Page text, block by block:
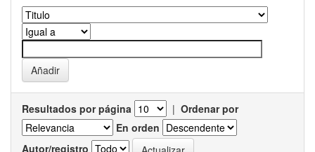
Resultados por página | Ordenar por
En orden
Autor/registro